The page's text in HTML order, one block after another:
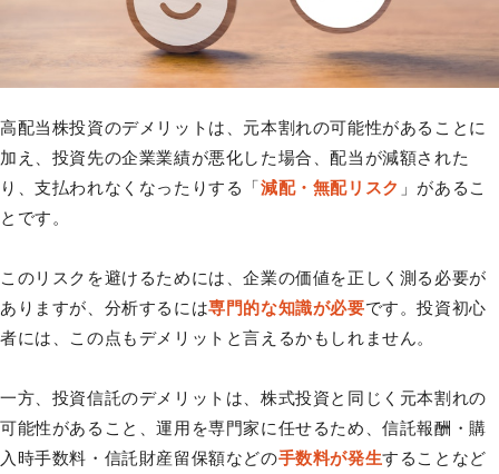
高配当株投資のデメリットは、元本割れの可能性があることに
加え、投資先の企業業績が悪化した場合、配当が減額された
り、支払われなくなったりする「減配・無配リスク 」があるこ
とです。
このリスクを避けるためには、企業の価値を正しく測る必要が
ありますが、分析するには専門的な知識が必要です。投資初心
者には、この点もデメリットと言えるかもしれません。
一方、投資信託のデメリットは、株式投資と同じく元本割れの
可能性があること、運用を専門家に任せるため、信託報酬・購
入時手数料・信託財産留保額などの手数料が発生することなど